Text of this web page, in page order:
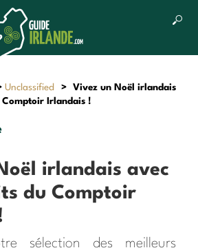
Unclassified >
Vivez un Noël irlandais
Comptoir Irlandais !
irlandais avec
du Comptoir
sélection des meilleurs